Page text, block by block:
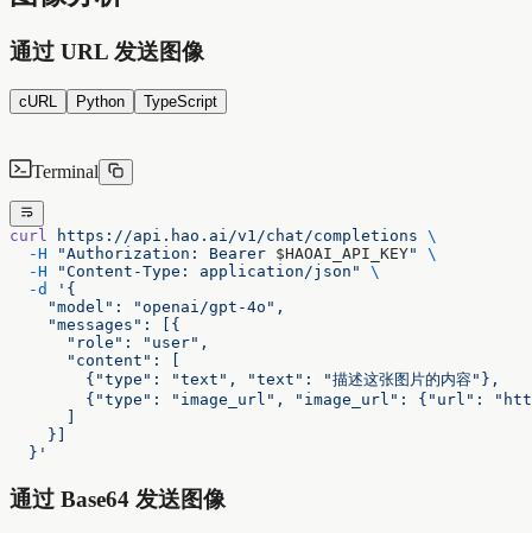
通过 URL 发送图像
cURL Python TypeScript
Terminal
curl https://api.hao.ai/v1/chat/completions \
  -H
"Authorization: Bearer $HAOAI_API_KEY"
\
  -H
"Content-Type: application/json"
\
  -d
'{
    "model": "openai/gpt-4o",
    "messages": [{
      "role": "user",
      "content": [
        {"type": "text", "text": "描述这张图片的内容"},
{"type": "image_url", "image_url": {"url":
    }]
  }'
通过 Base64 发送图像